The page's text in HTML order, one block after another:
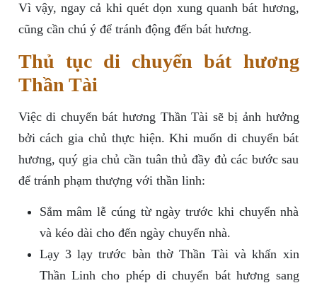
Vì vậy, ngay cả khi quét dọn xung quanh bát hương,
cũng cần chú ý để tránh động đến bát hương.
Thủ tục di chuyển bát hương
Thần Tài
Việc di chuyển bát hương Thần Tài sẽ bị ảnh hưởng
bởi cách gia chủ thực hiện. Khi muốn di chuyển bát
hương, quý gia chủ cần tuân thủ đầy đủ các bước sau
để tránh phạm thượng với thần linh:
Sắm mâm lễ cúng từ ngày trước khi chuyển nhà
và kéo dài cho đến ngày chuyển nhà.
Lạy 3 lạy trước bàn thờ Thần Tài và khấn xin
Thần Linh cho phép di chuyển bát hương sang